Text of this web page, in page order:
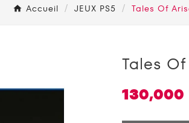
Accueil JEUX PS5 Tales Of
Tales
130,000